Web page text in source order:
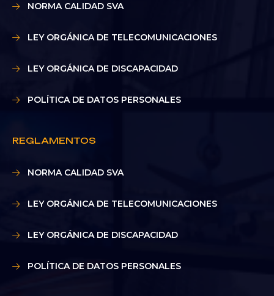
NORMA CALIDAD SVA
LEY ORGÁNICA DE TELECOMUNICACIONES
LEY ORGÁNICA DE DISCAPACIDAD
POLÍTICA DE DATOS PERSONALES
REGLAMENTOS
NORMA CALIDAD SVA
LEY ORGÁNICA DE TELECOMUNICACIONES
LEY ORGÁNICA DE DISCAPACIDAD
POLÍTICA DE DATOS PERSONALES